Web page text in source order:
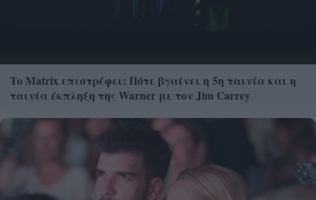
Το Matrix επιστρέφει: Πότε βγαίνει η 5η ταινία και η
ταινία έκπληξη της Warner με τον Jim Carrey